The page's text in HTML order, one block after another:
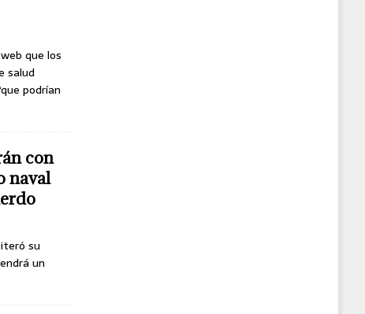
que los
salud
podrían
con
naval
su
un